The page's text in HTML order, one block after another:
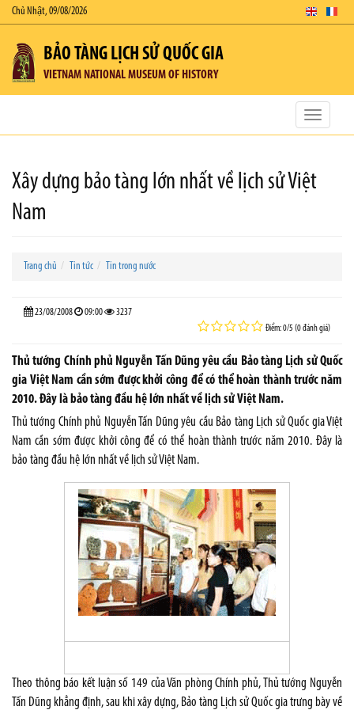
Chủ Nhật, 09/08/2026
BẢO TÀNG LỊCH SỬ QUỐC GIA
VIETNAM NATIONAL MUSEUM OF HISTORY
Toggle
Xây dựng bảo tàng lớn nhất về lịch sử Việt
Nam
Trang chủ Tin tức Tin trong nước
23/08/2008 09:00 3237
Điểm: 0/5 (0 đánh giá)
Thủ tướng Chính phủ Nguyễn Tấn Dũng yêu cầu Bảo tàng Lịch sử Quốc
gia Việt Nam cần sớm được khởi công để có thể hoàn thành trước năm
2010. Đây là bảo tàng đầu hệ lớn nhất về lịch sử Việt Nam.
Thủ tướng Chính phủ Nguyễn Tấn Dũng yêu cầu Bảo tàng Lịch sử Quốc gia Việt
Nam cần sớm được khởi công để có thể hoàn thành trước năm 2010. Đây là
bảo tàng đầu hệ lớn nhất về lịch sử Việt Nam.
Theo thông báo kết luận số 149 của Văn phòng Chính phủ, Thủ tướng Nguyễn
Tấn Dũng khẳng định, sau khi xây dựng, Bảo tàng Lịch sử Quốc gia trưng bày về